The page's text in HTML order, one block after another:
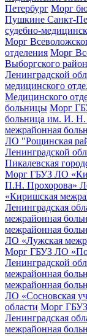
Петербург Морг
Пушкине Санкт-
судебно-
Морг
отделения Морг
Выборгского
Ленинградской
медицинского
Медицинского
больницы Морг
больница им. И.
межрайонная
ЛО "Рощинская
Ленинградской
Пикалевская
Морг ГБУЗ ЛО
П.Н. Прохорова»
«Киришская
Ленинградская
межрайонная
межрайонная
ЛО «Лужская
Морг ГБУЗ ЛО
Ленинградской
межрайонная
межрайонная
ЛО «Сосновская
области Морг
Ленинградская
межрайонная